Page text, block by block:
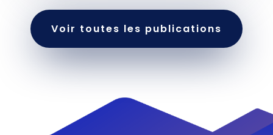
Voir toutes les publications